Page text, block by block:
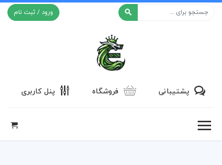
ورود / ثبت نام
پشتیبانی فروشگاه پنل کاربری